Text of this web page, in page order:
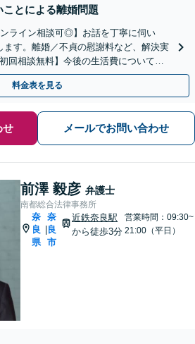
とによる離婚問題
ンライン相談可◎】お話を丁寧に伺い
ます。離婚／不貞の慰謝料など、解決実
回相談無料】今後の生活費について不
い。
料金表を見る
せ メールでお問い合わせ
前澤 毅彦 弁護士
南都総合法律事務所
奈
良
県
奈
良
市
近鉄奈良駅
から徒歩3分
営業時間：09:30~
21:00（平日）